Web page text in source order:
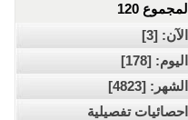
المجموع 120
الآن: [3]
اليوم: [178]
الشهر: [4823]
احصائيات تفصيلية